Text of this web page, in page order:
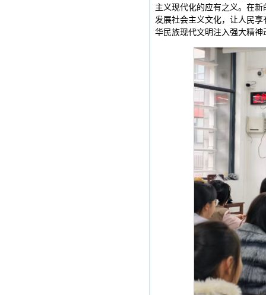
主义现代化的应有之义。在
发展社会主义文化，让人民
华民族现代文明注入强大精神